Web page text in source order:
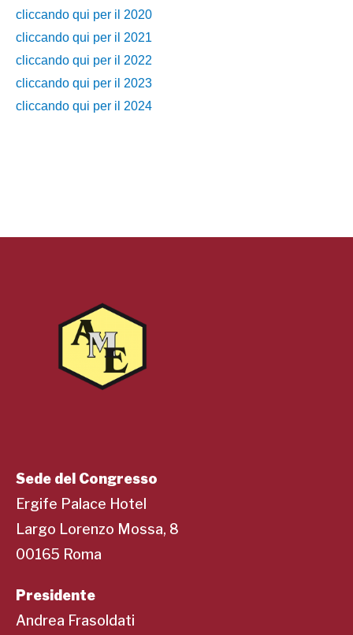
cliccando qui per il 2020
cliccando qui per il 2021
cliccando qui per il 2022
cliccando qui per il 2023
cliccando qui per il 2024
Sede del Congresso
Ergife Palace Hotel
Largo Lorenzo Mossa, 8
00165 Roma
Presidente
Andrea Frasoldati